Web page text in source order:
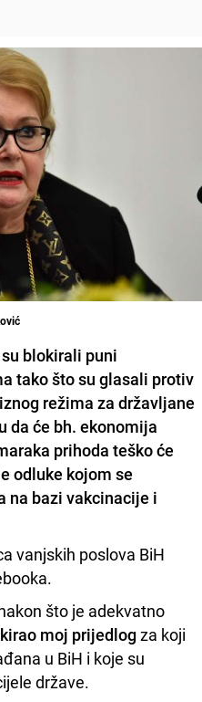
blokirali puni
tako što su glasali protiv
režima za državljane
da će bh. ekonomija
prihoda teško će
odluke kojom se
na bazi vakcinacije i
vanjskih poslova BiH
što je adekvatno
moj prijedlogza koji
u BiH i koje su
države.